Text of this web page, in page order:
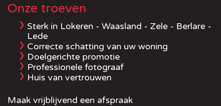
Onze troeven
Sterk in Lokeren - Waasland - Zele - Berlare -
Lede
Correcte schatting van uw woning
Doelgerichte promotie
Professionele fotograaf
Huis van vertrouwen
Maak vrijblijvend een afspraak